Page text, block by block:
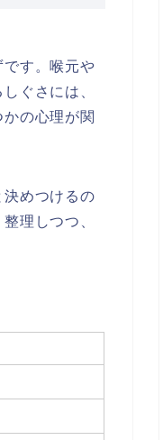
です。喉元や
ぐさには、
の心理が関
めつけるの
理しつつ、